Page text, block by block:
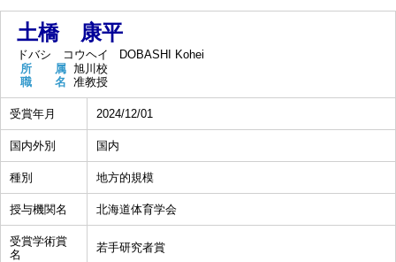
土橋 康平
ドバシ コウヘイ
DOBASHI Kohei
所 属 旭川校
職 名 准教授
受賞年月 2024/12/01
国内外別 国内
種別 地方的規模
授与機関名 北海道体育学会
受賞学術賞
名
若手研究者賞